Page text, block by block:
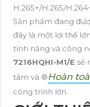
H.265+/H.265/
Sản phẩm đang
đây là một lợi thế
tính năng và công
7216HQHI-M1/E sẽ
tâm và ®️Hoàn
công trình lớn.